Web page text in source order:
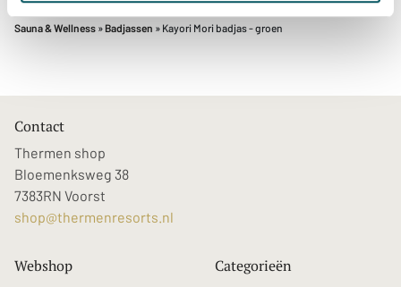
Sauna & Wellness » Badjassen » Kayori Mori badjas - groen
Contact
Thermen shop
Bloemenksweg 38
7383RN Voorst
shop@thermenresorts.nl
Webshop Categorieën